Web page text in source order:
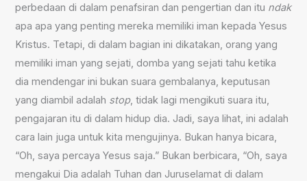
perbedaan di dalam penafsiran dan pengertian dan itu ndak
apa apa yang penting mereka memiliki iman kepada Yesus
Kristus. Tetapi, di dalam bagian ini dikatakan, orang yang
memiliki iman yang sejati, domba yang sejati tahu ketika
dia mendengar ini bukan suara gembalanya, keputusan
yang diambil adalah stop, tidak lagi mengikuti suara itu,
pengajaran itu di dalam hidup dia. Jadi, saya lihat, ini adalah
cara lain juga untuk kita mengujinya. Bukan hanya bicara,
“Oh, saya percaya Yesus saja.” Bukan berbicara, “Oh, saya
mengakui Dia adalah Tuhan dan Juruselamat di dalam